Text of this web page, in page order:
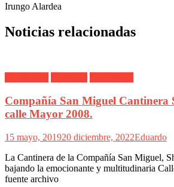
Irungo Alardea
Noticias relacionadas
Compañía San Miguel Cantinera
calle Mayor 2008.
15 mayo, 201920 diciembre, 2022Eduardo
La Cantinera de la Compañía San Miguel,
bajando la emocionante y multitudinaria
fuente archivo